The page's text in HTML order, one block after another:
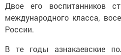
Двое его воспитанников
международного класса,
России.
В те годы азнакаевские